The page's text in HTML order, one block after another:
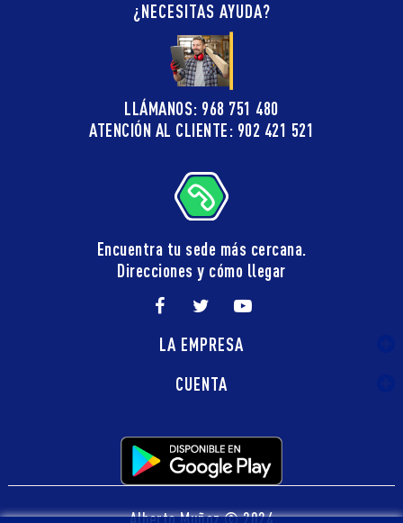
¿NECESITAS AYUDA?
LLÁMANOS: 968 751 480
ATENCIÓN AL CLIENTE: 902 421 521
Encuentra tu sede más cercana.
Direcciones y cómo llegar
LA EMPRESA
CUENTA
Alberto Muñoz © 2024